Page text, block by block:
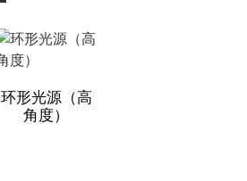
环形光源（高
角度）